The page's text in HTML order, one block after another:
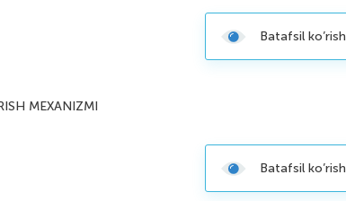
Batafsil ko’rish
MEXANIZMI
Batafsil ko’rish